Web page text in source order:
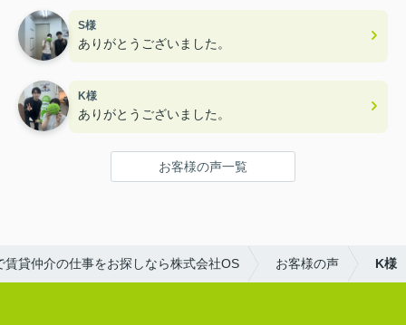
S様
ありがとうございました。
K様
ありがとうございました。
お客様の声一覧
賃貸仲介の仕事をお探しなら株式会社OS お客様の声 K様